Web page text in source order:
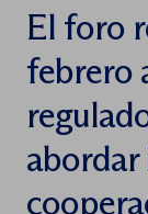
El foro
febrero